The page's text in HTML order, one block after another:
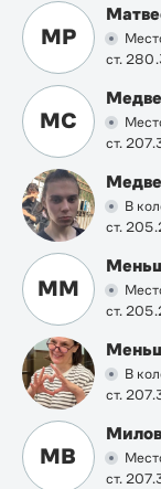
МР
ст.
МС
ст.
В
ст.
ММ
ст.
В
ст.
МВ
ст.